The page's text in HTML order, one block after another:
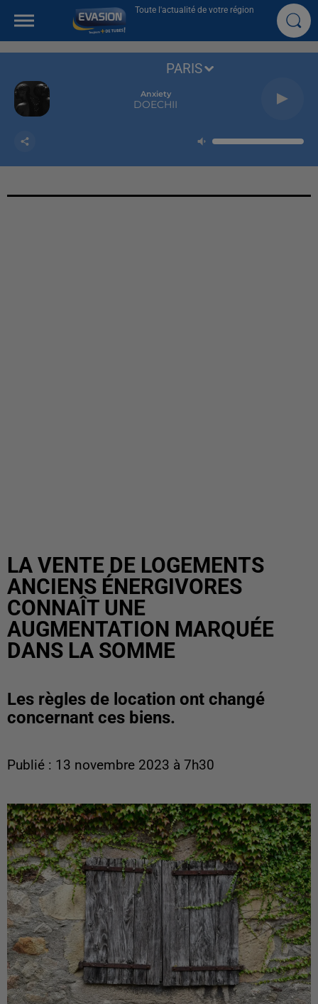
Toute l'actualité de votre région
Anxiety
DOECHII
PARIS
LA VENTE DE LOGEMENTS
ANCIENS ÉNERGIVORES
CONNAÎT UNE
AUGMENTATION MARQUÉE
DANS LA SOMME
Les règles de location ont changé
concernant ces biens.
Publié : 13 novembre 2023 à 7h30